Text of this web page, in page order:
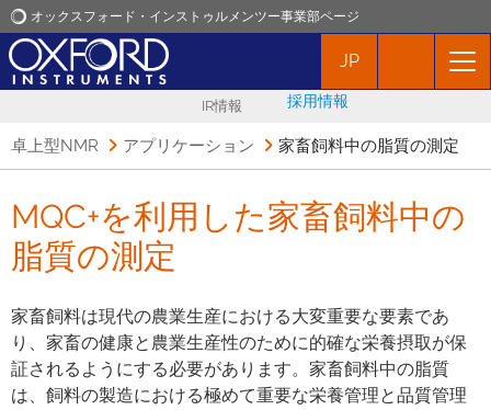
オックスフォード・インストゥルメンツー事業部ページ
オックスフォード・インストゥルメンツ
イベント
お問い合わせ
JP
IR情報 採用情報
卓上型NMR アプリケーション 家畜飼料中の脂質の測定
MQC+を利用した家畜飼料中の
脂質の測定
家畜飼料は現代の農業生産における大変重要な要素であ
り、家畜の健康と農業生産性のために的確な栄養摂取が保
証されるようにする必要があります。家畜飼料中の脂質
は、飼料の製造における極めて重要な栄養管理と品質管理